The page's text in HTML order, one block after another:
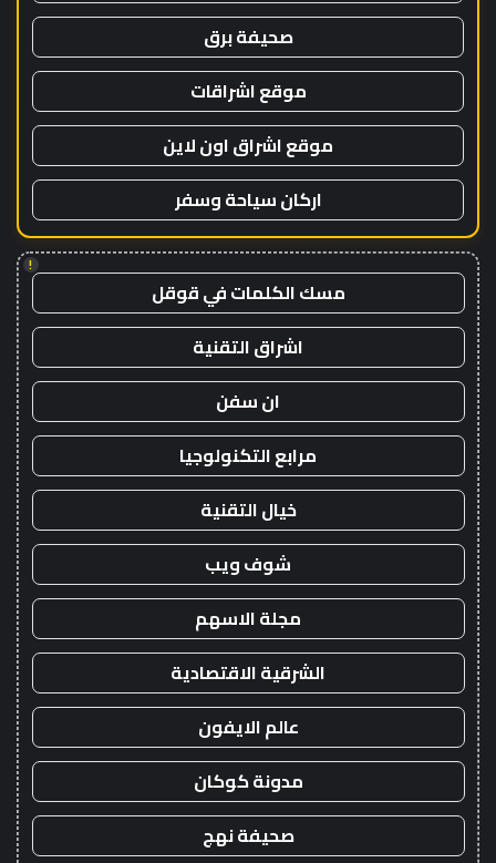
صحيفة برق
موقع اشراقات
موقع اشراق اون لاين
اركان سياحة وسفر
!
مسك الكلمات في قوقل
اشراق التقنية
ان سفن
مرابع التكنولوجيا
خيال التقنية
شوف ويب
مجلة الاسهم
الشرقية الاقتصادية
عالم الايفون
مدونة كوكان
صحيفة نهج